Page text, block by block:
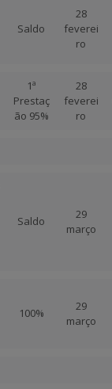
Saldo
28
feverei
ro
1ª
Prestaç
ão 95%
28
feverei
ro
Saldo
29
março
100%
29
março